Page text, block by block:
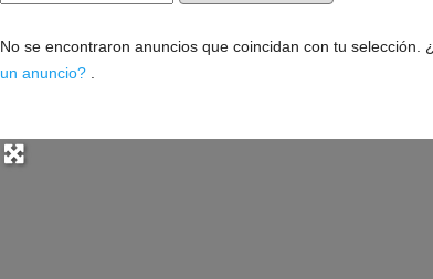
No se encontraron anuncios que coincidan con tu selección.
un anuncio?